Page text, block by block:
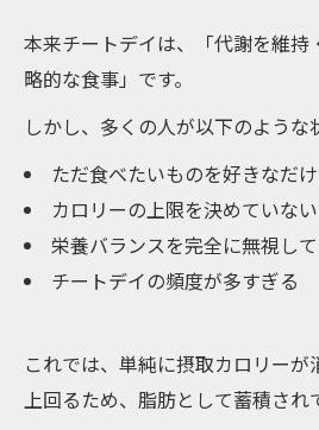
本来チートデイは、「代謝を維持
略的な食事」です。
しかし、多くの人が以下のような
ただ食べたいものを好きなだ
カロリーの上限を決めていない
栄養バランスを完全に無視し
チートデイの頻度が多すぎる
これでは、単純に摂取カロリー
上回るため、脂肪として蓄積され